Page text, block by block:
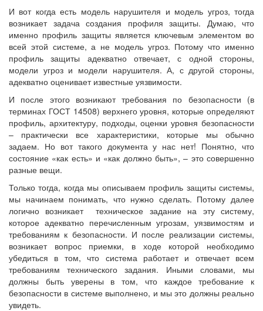
И вот когда есть модель нарушителя и модель угроз, тогда
возникает задача создания профиля защиты. Думаю, что
именно профиль защиты является ключевым элементом во
всей этой системе, а не модель угроз. Потому что именно
профиль защиты адекватно отвечает, с одной стороны,
модели угроз и модели нарушителя. А, с другой стороны,
адекватно оценивает известные уязвимости.
И после этого возникают требования по безопасности (в
терминах ГОСТ 14508) верхнего уровня, которые определяют
профиль, архитектуру, подходы, оценки уровня безопасности
– практически все характеристики, которые мы обычно
задаем. Но вот такого документа у нас нет! Понятно, что
состояние «как есть» и «как должно быть», – это совершенно
разные вещи.
Только тогда, когда мы описываем профиль защиты системы,
мы начинаем понимать, что нужно сделать. Потому далее
логично возникает техническое задание на эту систему,
которое адекватно перечисленным угрозам, уязвимостям и
требованиям к безопасности. И после реализации системы,
возникает вопрос приемки, в ходе которой необходимо
убедиться в том, что система работает и отвечает всем
требованиям технического задания. Иными словами, мы
должны быть уверены в том, что каждое требование к
безопасности в системе выполнено, и мы это должны реально
увидеть.